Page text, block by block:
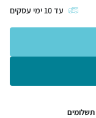
עד10 ימי עסקים